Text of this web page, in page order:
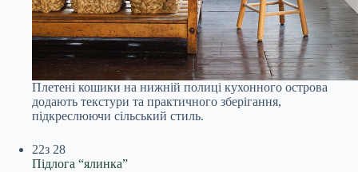
Плетені кошики на нижній полиці кухонного острова
додають текстури та практичного зберігання,
підкреслюючи сільський стиль.
22з 28
Підлога “ялинка”